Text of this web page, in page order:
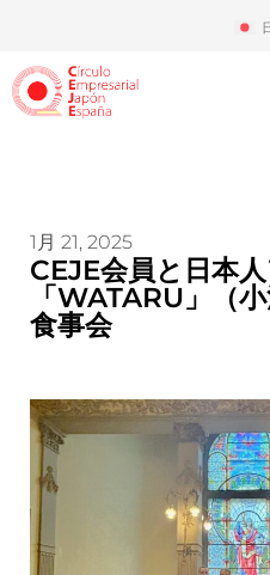
1月 21, 2025
CEJE会員と日本
「WATARU」（
食事会